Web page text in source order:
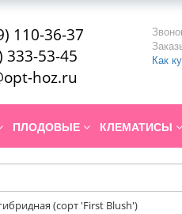
110-36-37
333-53-45
hoz.ru
Как
ПЛОДОВЫЕ КЛЕМАТИСЫ
(сорт 'First Blush')